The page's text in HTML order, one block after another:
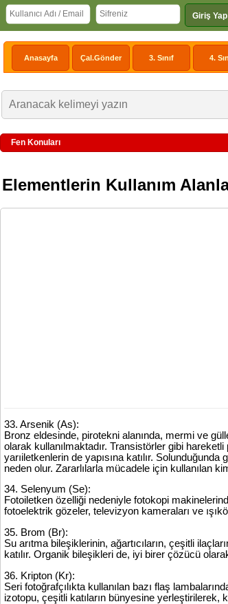
Giriş Yap
Anasayfa Çal.Gönder 3. Sınıf 4.
Fen Konuları
Elementlerin Kullanım
33. Arsenik (As):
Bronz eldesinde, pirotekni alanında, mermi ve
olarak kullanılmaktadır. Transistörler gibi
yarıiletkenlerin de yapısına katılır.
neden olur. Zararlılarla mücadele için kullanılan
34. Selenyum (Se):
Fotoiletken özelliği nedeniyle fotokopi
fotoelektrik gözeler, televizyon kameraları ve
35. Brom (Br):
Su arıtma bileşiklerinin, ağartıcıların, çeşitli
katılır. Organik bileşikleri de, iyi birer çözücü
36. Kripton (Kr):
Seri fotoğrafçılıkta kullanılan bazı flaş
izotopu, çeşitli katıların bünyesine yerleştirilerek,